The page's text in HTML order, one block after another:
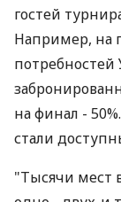
гостей
Например, на
на финал -
стали
"Тысячи мест